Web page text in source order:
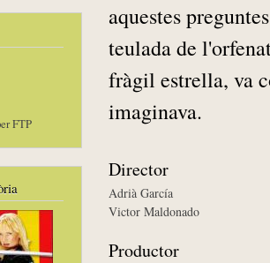
FTP
aquestes
teulada de
fràgil estrella, va
imaginava.
Director
Adrià García
Victor Maldonado
Productor